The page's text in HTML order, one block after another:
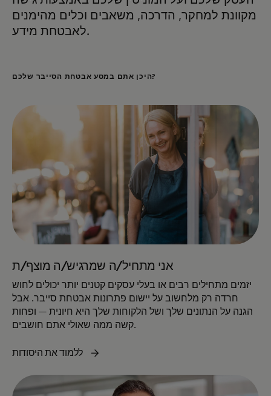
מקוונת למחקר, הדרכה, משאבים וכלים מהימנים
לאבטחת מידע.
היכן אתם במסע אבטחת הסייבר שלכם?
אני מתחיל/ה שמרגיש/ה מוצף/ת
יזמים מתחילים רבים או בעלי עסקים קטנים יותר יכולים לחוש
חרדה רק מלחשוב על יישום פתרונות אבטחת סייבר. אבל
הגנה על הנתונים שלך ושל הלקוחות שלך היא חיונית — ופחות
קשה ממה שאולי אתם חושבים.
ללמוד את היסודות